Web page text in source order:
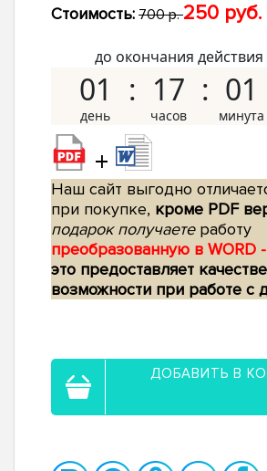
Стоимость: 700 р.250 руб.
до окончания действия
01 17 01
+
Наш сайт выгодно
при покупке, кроме PDF
подарок получаетеработу
преобразованную в WORD
это предоставляет
возможности при работе с
ДОБАВИТЬ В